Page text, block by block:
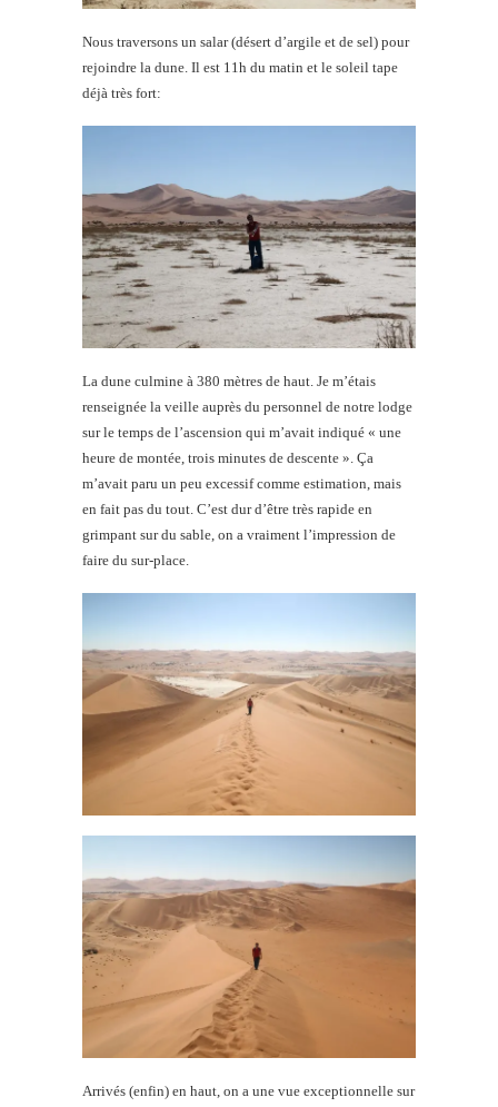
Nous traversons un salar (désert d’argile et de sel) pour
rejoindre la dune. Il est 11h du matin et le soleil tape
déjà très fort:
La dune culmine à 380 mètres de haut. Je m’étais
renseignée la veille auprès du personnel de notre lodge
sur le temps de l’ascension qui m’avait indiqué « une
heure de montée, trois minutes de descente ». Ça
m’avait paru un peu excessif comme estimation, mais
en fait pas du tout. C’est dur d’être très rapide en
grimpant sur du sable, on a vraiment l’impression de
faire du sur-place.
Arrivés (enfin) en haut, on a une vue exceptionnelle sur